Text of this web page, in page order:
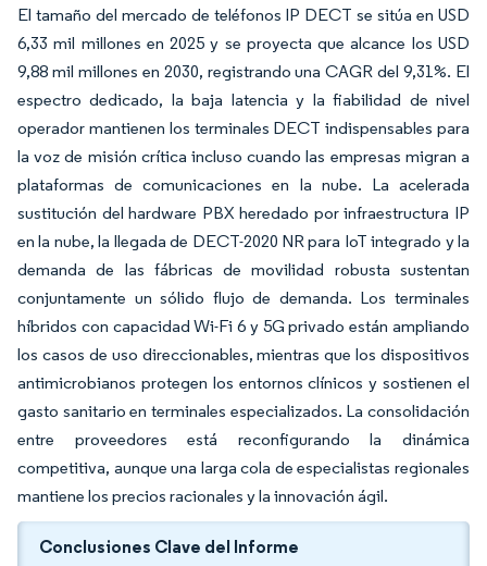
El tamaño del mercado de teléfonos IP DECT se sitúa en USD
6,33 mil millones en 2025 y se proyecta que alcance los USD
9,88 mil millones en 2030, registrando una CAGR del 9,31%. El
espectro dedicado, la baja latencia y la fiabilidad de nivel
operador mantienen los terminales DECT indispensables para
la voz de misión crítica incluso cuando las empresas migran a
plataformas de comunicaciones en la nube. La acelerada
sustitución del hardware PBX heredado por infraestructura IP
en la nube, la llegada de DECT-2020 NR para IoT integrado y la
demanda de las fábricas de movilidad robusta sustentan
conjuntamente un sólido flujo de demanda. Los terminales
híbridos con capacidad Wi-Fi 6 y 5G privado están ampliando
los casos de uso direccionables, mientras que los dispositivos
antimicrobianos protegen los entornos clínicos y sostienen el
gasto sanitario en terminales especializados. La consolidación
entre proveedores está reconfigurando la dinámica
competitiva, aunque una larga cola de especialistas regionales
mantiene los precios racionales y la innovación ágil.
Conclusiones Clave del Informe